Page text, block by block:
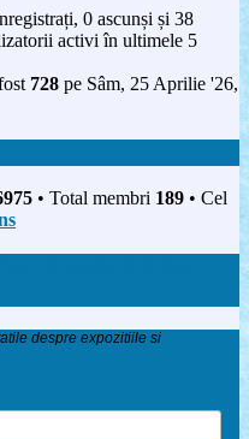
0 ascunși și 38
activi în ultimele 5
728 pe Sâm, 25 Aprilie '26,
• Total membri 189 • Cel
despre expozitiile si